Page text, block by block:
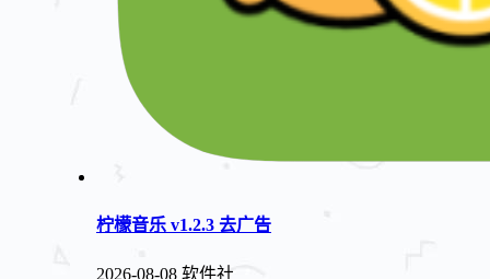
柠檬音乐 v1.2.3 去广告
2026-08-08 软件社